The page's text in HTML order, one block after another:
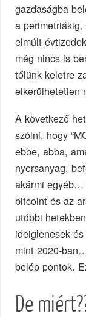
gazdaságba
a
elmúlt
még nincs is
tőlünk keletre
elkerülhetetlen
A következő
szólni, hogy
ebbe, abba,
nyersanyag,
akármi egyéb…
bitcoint és az
utóbbi
ideiglenesek
mint 2020-
belép pontok.
De